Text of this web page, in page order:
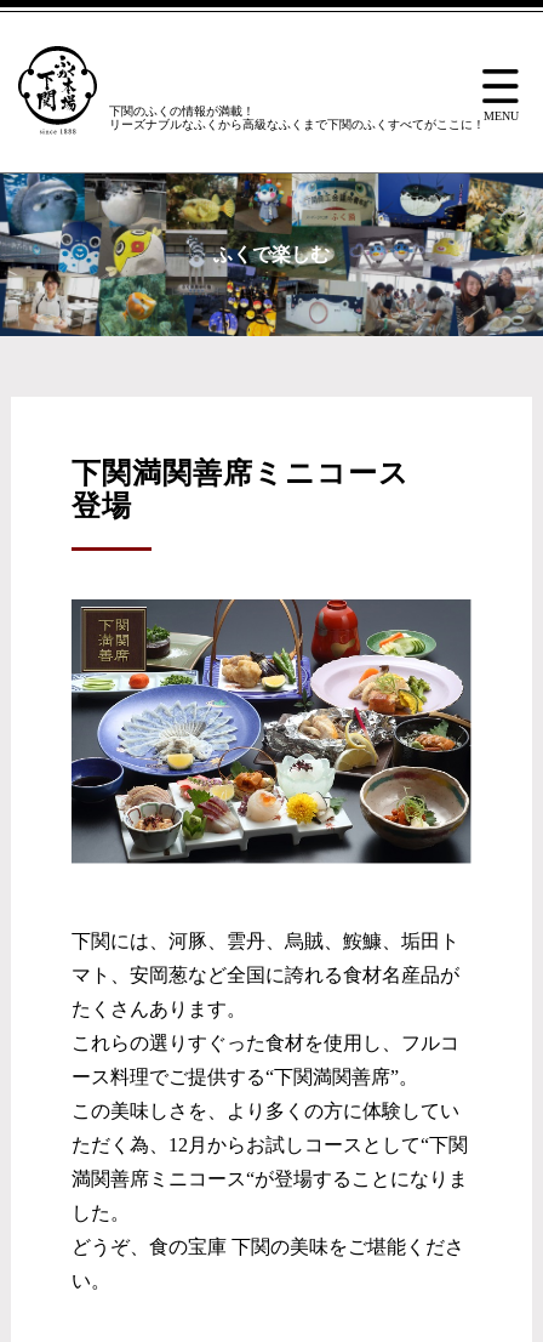
下関のふくの情報が満載！
リーズナブルなふくから高級なふくまで下関のふくすべてがここに！
ふくで楽しむ
下関満関善席ミニコース
登場
下関には、河豚、雲丹、烏賊、鮟鱇、垢田ト
マト、安岡葱など全国に誇れる食材名産品が
たくさんあります。
これらの選りすぐった食材を使用し、フルコ
ース料理でご提供する“下関満関善席”。
この美味しさを、より多くの方に体験してい
ただく為、12月からお試しコースとして“下関
満関善席ミニコース“が登場することになりま
した。
どうぞ、食の宝庫 下関の美味をご堪能くださ
い。